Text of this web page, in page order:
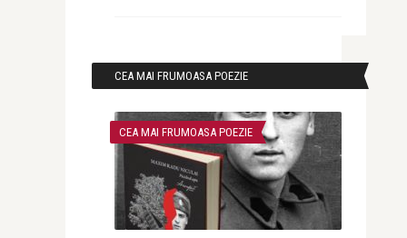
CEA MAI FRUMOASA POEZIE
CEA MAI FRUMOASA POEZIE